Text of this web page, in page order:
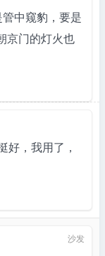
中窥豹，要是
京门的灯火也
好，我用了，
沙发